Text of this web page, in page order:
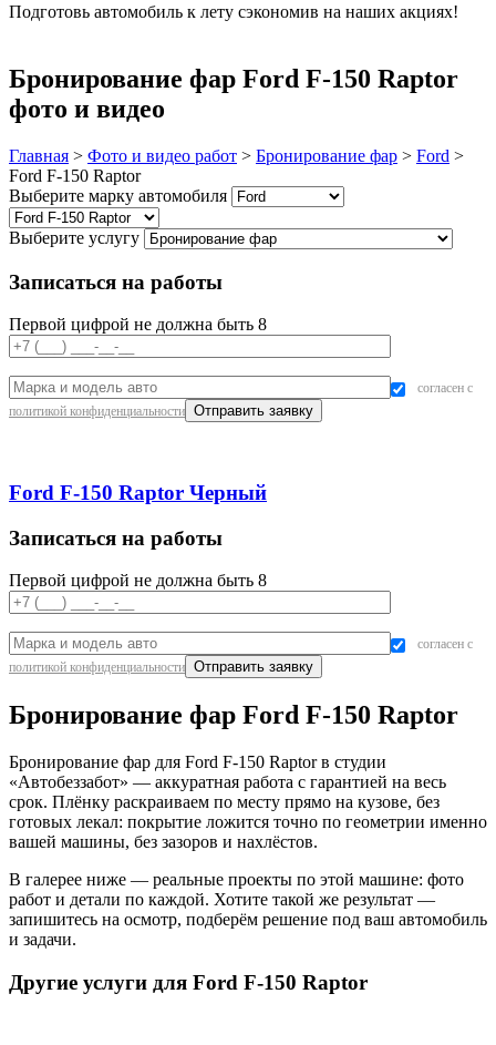
Подготовь автомобиль к лету сэкономив на наших акциях!
Бронирование фар Ford F-150 Raptor
фото и видео
Главная > Фото и видео работ > Бронирование фар > Ford >
Ford F-150 Raptor
Выберите марку автомобиля
Выберите услугу
Записаться на работы
Первой цифрой не должна быть 8
согласен с
политикой конфиденциальности
Ford F-150 Raptor Черный
Записаться на работы
Первой цифрой не должна быть 8
согласен с
политикой конфиденциальности
Бронирование фар Ford F-150 Raptor
Бронирование фар для Ford F-150 Raptor в студии
«Автобеззабот» — аккуратная работа с гарантией на весь
срок. Плёнку раскраиваем по месту прямо на кузове, без
готовых лекал: покрытие ложится точно по геометрии именно
вашей машины, без зазоров и нахлёстов.
В галерее ниже — реальные проекты по этой машине: фото
работ и детали по каждой. Хотите такой же результат —
запишитесь на осмотр, подберём решение под ваш автомобиль
и задачи.
Другие услуги для Ford F-150 Raptor